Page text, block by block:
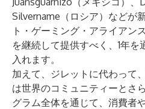
Silvername （ロシア）などが
ト・ゲーミング・アライアン
を継続して提供すべく、1年を
入れます。
加えて、ジレットに代わって
は世界のコミュニティーとさ
グラム全体を通じて、消費者